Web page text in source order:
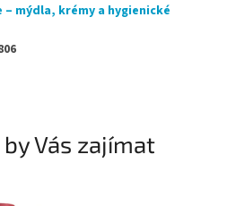
– mýdla, krémy a hygienické
Vás zajímat